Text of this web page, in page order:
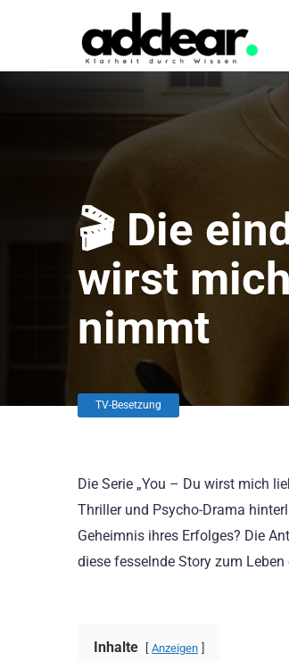
🎬 Die
wirst
nimmt
TV-Besetzung
Die Serie „You – Du wirst mich
Thriller und Psycho-Drama
Geheimnis ihres Erfolges? Die
diese fesselnde Story zum Leben
Inhalte Anzeigen